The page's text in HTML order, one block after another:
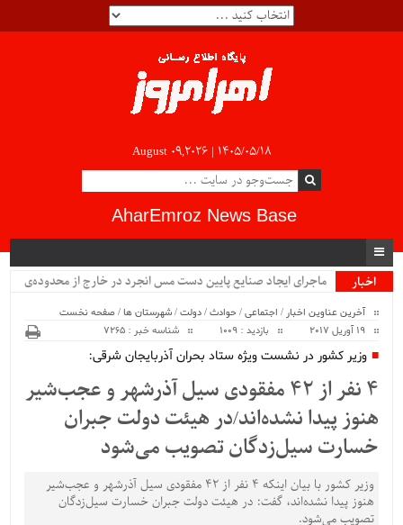
August 09,2026 | ۱۴۰۵/۰۵/۱۸
AharEmroz News Base
اخبار
ماجرای ایجاد صنایع پایین دست مس انجرد در خارج از محدوده‌ی
آخرین عناوین اخبار / اجتماعی/حوادث/دولت/شهرستان ها/صفحه نخست
19 آوریل 2017
بازدید : 1009 شناسه خبر : 7265
وزیر کشور در نشست ویژه ستاد بحران آذربایجان شرقی:
۴ نفر از ۴۲ مفقودی سیل آذرشهر و عجب‌شیر
هنوز پیدا نشده‌اند/در ‌هیئت دولت جبران
خسار‌ت سیل‌زدگان تصویب می‌شود
وزیر کشور با بیان اینکه ۴ نفر از ۴۲ مفقودی سیل آذرشهر و عجب‌شیر
هنوز پیدا نشده‌اند، گفت: در ‌هیئت دولت جبران خسار‌ت سیل‌زدگان
تصویب می‌شود.